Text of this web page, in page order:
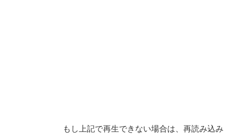
もし上記で再生できない場合は、再読み込